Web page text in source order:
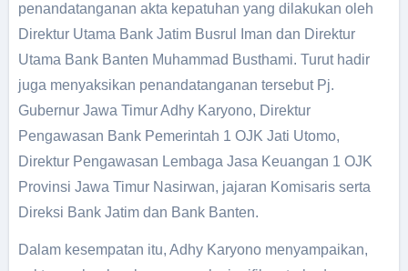
penandatanganan akta kepatuhan yang dilakukan oleh
Direktur Utama Bank Jatim Busrul Iman dan Direktur
Utama Bank Banten Muhammad Busthami. Turut hadir
juga menyaksikan penandatanganan tersebut Pj.
Gubernur Jawa Timur Adhy Karyono, Direktur
Pengawasan Bank Pemerintah 1 OJK Jati Utomo,
Direktur Pengawasan Lembaga Jasa Keuangan 1 OJK
Provinsi Jawa Timur Nasirwan, jajaran Komisaris serta
Direksi Bank Jatim dan Bank Banten.
Dalam kesempatan itu, Adhy Karyono menyampaikan,